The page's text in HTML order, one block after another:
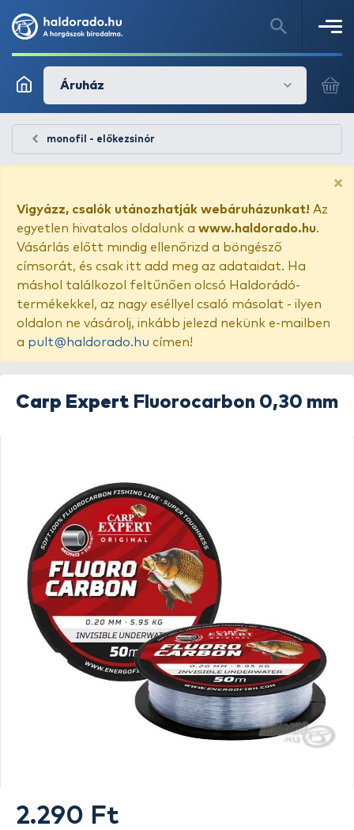
Áruház
monofil - előkezsinór
×
Vigyázz, csalók utánozhatják webáruházunkat! Az
egyetlen hivatalos oldalunk a www.haldorado.hu.
Vásárlás előtt mindig ellenőrizd a böngésző
címsorát, és csak itt add meg az adataidat. Ha
máshol találkozol feltűnően olcsó Haldorádó-
termékekkel, az nagy eséllyel csaló másolat - ilyen
oldalon ne vásárolj, inkább jelezd nekünk e-mailben
a pult@haldorado.hu címen!
Carp Expert Fluorocarbon 0,30 mm
2.290 Ft